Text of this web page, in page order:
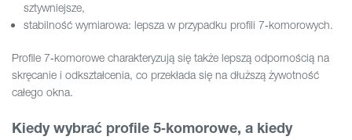
sztywniejsze,
stabilność wymiarowa: lepsza w przypadku profili 7‑komorowych.
Profile 7‑komorowe charakteryzują się także lepszą odpornością na
skręcanie i odkształcenia, co przekłada się na dłuższą żywotność
całego okna.
Kiedy wybrać profile 5‑komorowe, a kiedy